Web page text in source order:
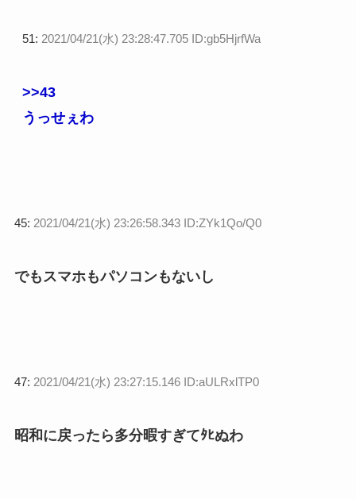
51: 2021/04/21(水) 23:28:47.705 ID:gb5HjrfWa
>>43
うっせぇわ
45: 2021/04/21(水) 23:26:58.343 ID:ZYk1Qo/Q0
でもスマホもパソコンもないし
47: 2021/04/21(水) 23:27:15.146 ID:aULRxlTP0
昭和に戻ったら多分暇すぎてﾀﾋぬわ